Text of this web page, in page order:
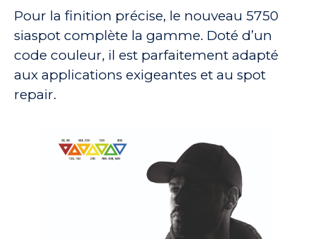
Pour la finition précise, le nouveau 5750
siaspot complète la gamme. Doté d’un
code couleur, il est parfaitement adapté
aux applications exigeantes et au spot
repair.